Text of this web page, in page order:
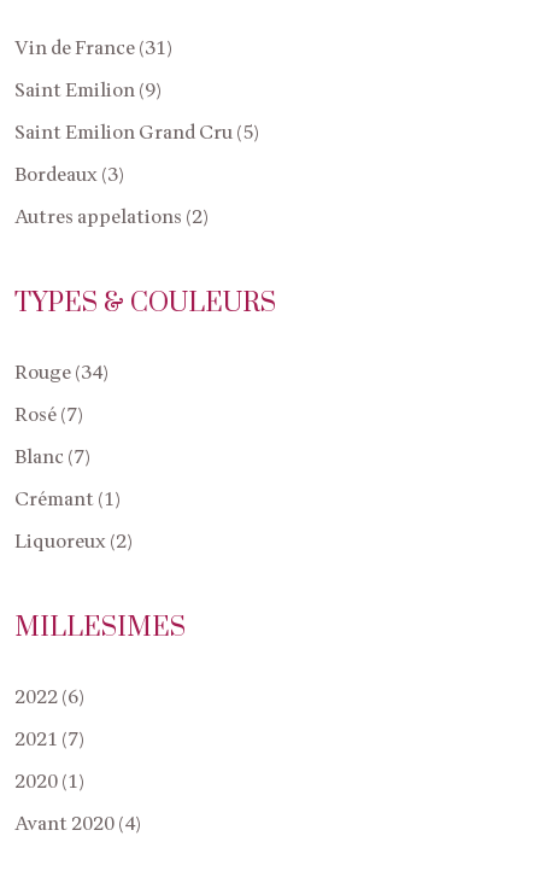
Vin de France (31)
Saint Emilion (9)
Saint Emilion Grand Cru (5)
Bordeaux (3)
Autres appelations (2)
TYPES & COULEURS
Rouge (34)
Rosé (7)
Blanc (7)
Crémant (1)
Liquoreux (2)
MILLESIMES
2022 (6)
2021 (7)
2020 (1)
Avant 2020 (4)